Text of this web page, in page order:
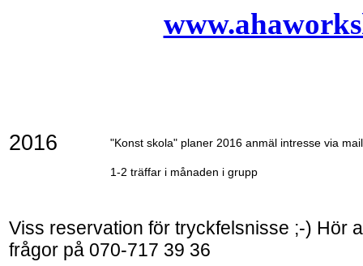
2016 "Konst skola" planer 2016 anmäl intresse via mail
1-2 träffar i månaden i grupp
Viss reservation för tryckfelsnisse ;-) Hör
frågor på 070-717 39 36